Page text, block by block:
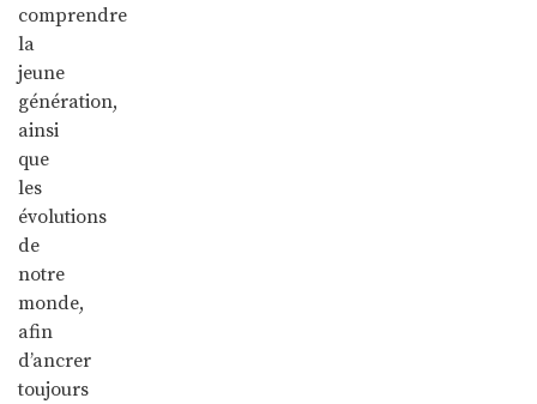
comprendre
la
jeune
génération,
ainsi
que
les
évolutions
de
notre
monde,
afin
d’ancrer
toujours